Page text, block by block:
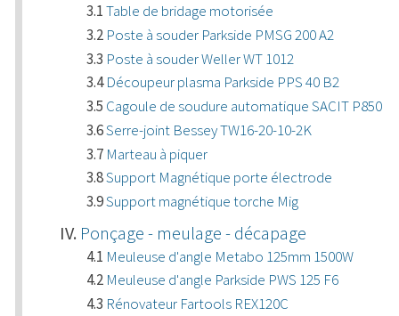
Table de bridage motorisée
Poste à souder Parkside PMSG 200 A2
Poste à souder Weller WT 1012
Découpeur plasma Parkside PPS 40 B2
Cagoule de soudure automatique SACIT P850
Serre-joint Bessey TW16-20-10-2K
Marteau à piquer
Support Magnétique porte électrode
Support magnétique torche Mig
Ponçage - meulage - décapage
Meuleuse d'angle Metabo 125mm 1500W
Meuleuse d'angle Parkside PWS 125 F6
Rénovateur Fartools REX120C